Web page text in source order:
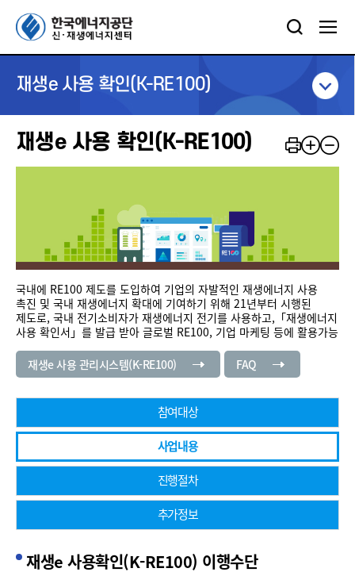
재생e 사용 확인(K-RE100)
재생e 사용 확인(K-RE100)
국내에 RE100 제도를 도입하여 기업의 자발적인 재생에너지 사용
촉진 및 국내 재생에너지 확대에 기여하기 위해 21년부터 시행된
제도로, 국내 전기소비자가 재생에너지 전기를 사용하고,「재생에너지
사용 확인서」를 발급 받아 글로벌 RE100, 기업 마케팅 등에 활용가능
재생e 사용 관리시스템(K-RE100) FAQ
참여대상
사업내용
진행절차
추가정보
사 재생e 사용확인(K-RE100) 이행수단